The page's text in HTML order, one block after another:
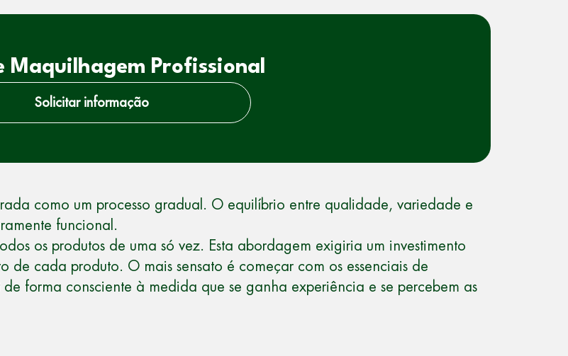
Maquilhagem Profissional
Solicitar informação
como um processo gradual. O equilíbrio entre qualidade, variedade e
funcional.
os produtos de uma só vez. Esta abordagem exigiria um investimento
cada produto. O mais sensato é começar com os essenciais de
forma consciente à medida que se ganha experiência e se percebem as